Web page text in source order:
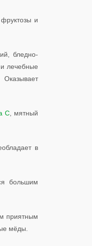
и
бледно-
лечебные
С, мятный
в
большим
приятным
мёды.